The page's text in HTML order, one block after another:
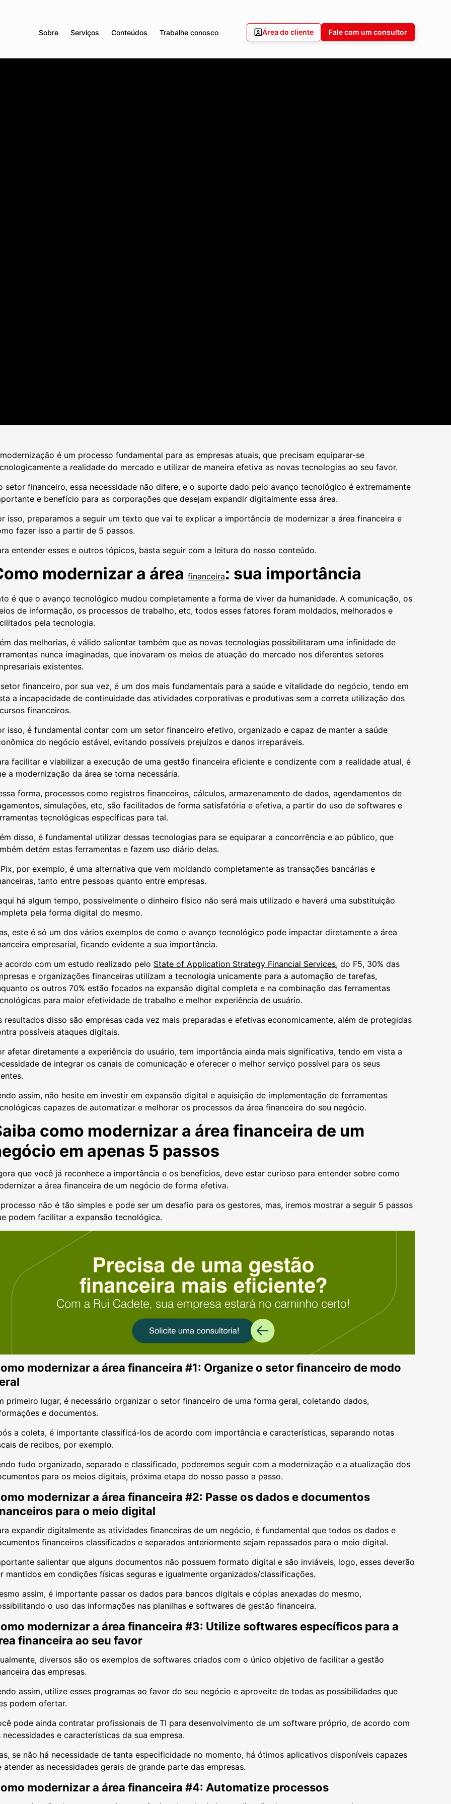
Sobre Serviços Conteúdos Trabalhe conosco Área do cliente Fale com um consultor
é um processo fundamental para as empresas atuais, que precisam equiparar-se
a realidade do mercado e utilizar de maneira efetiva as novas tecnologias ao seu favor.
setor financeiro, essa necessidade não difere, e o suporte dado pelo avanço tecnológico é extremamente
e benefício para as corporações que desejam expandir digitalmente essa área.
isso, preparamos a seguir um texto que vai te explicar a importância de modernizar a área financeira e
fazer isso a partir de 5 passos.
entender esses e outros tópicos, basta seguir com a leitura do nosso conteúdo.
modernizar a área financeira: sua importância
é que o avanço tecnológico mudou completamente a forma de viver da humanidade. A comunicação, os
de informação, os processos de trabalho, etc, todos esses fatores foram moldados, melhorados e
pela tecnologia.
das melhorias, é válido salientar também que as novas tecnologias possibilitaram uma infinidade de
nunca imaginadas, que inovaram os meios de atuação do mercado nos diferentes setores
existentes.
financeiro, por sua vez, é um dos mais fundamentais para a saúde e vitalidade do negócio, tendo em
a incapacidade de continuidade das atividades corporativas e produtivas sem a correta utilização dos
financeiros.
isso, é fundamental contar com um setor financeiro efetivo, organizado e capaz de manter a saúde
do negócio estável, evitando possíveis prejuízos e danos irreparáveis.
facilitar e viabilizar a execução de uma gestão financeira eficiente e condizente com a realidade atual, é
a modernização da área se torna necessária.
forma, processos como registros financeiros, cálculos, armazenamento de dados, agendamentos de
simulações, etc, são facilitados de forma satisfatória e efetiva, a partir do uso de softwares e
tecnológicas específicas para tal.
disso, é fundamental utilizar dessas tecnologias para se equiparar a concorrência e ao público, que
detém estas ferramentas e fazem uso diário delas.
por exemplo, é uma alternativa que vem moldando completamente as transações bancárias e
tanto entre pessoas quanto entre empresas.
há algum tempo, possivelmente o dinheiro físico não será mais utilizado e haverá uma substituição
pela forma digital do mesmo.
este é só um dos vários exemplos de como o avanço tecnológico pode impactar diretamente a área
empresarial, ficando evidente a sua importância.
acordo com um estudo realizado pelo State of Application Strategy Financial Services, do F5, 30% das
e organizações financeiras utilizam a tecnologia unicamente para a automação de tarefas,
os outros 70% estão focados na expansão digital completa e na combinação das ferramentas
para maior efetividade de trabalho e melhor experiência de usuário.
resultados disso são empresas cada vez mais preparadas e efetivas economicamente, além de protegidas
possíveis ataques digitais.
afetar diretamente a experiência do usuário, tem importância ainda mais significativa, tendo em vista a
de integrar os canais de comunicação e oferecer o melhor serviço possível para os seus
assim, não hesite em investir em expansão digital e aquisição de implementação de ferramentas
capazes de automatizar e melhorar os processos da área financeira do seu negócio.
como modernizar a área financeira de um
em apenas 5 passos
que você já reconhece a importância e os benefícios, deve estar curioso para entender sobre como
a área financeira de um negócio de forma efetiva.
não é tão simples e pode ser um desafio para os gestores, mas, iremos mostrar a seguir 5 passos
podem facilitar a expansão tecnológica.
modernizar a área financeira #1: Organize o setor financeiro de modo
primeiro lugar, é necessário organizar o setor financeiro de uma forma geral, coletando dados,
e documentos.
a coleta, é importante classificá-los de acordo com importância e características, separando notas
de recibos, por exemplo.
tudo organizado, separado e classificado, poderemos seguir com a modernização e a atualização dos
para os meios digitais, próxima etapa do nosso passo a passo.
modernizar a área financeira #2: Passe os dados e documentos
para o meio digital
expandir digitalmente as atividades financeiras de um negócio, é fundamental que todos os dados e
financeiros classificados e separados anteriormente sejam repassados para o meio digital.
salientar que alguns documentos não possuem formato digital e são inviáveis, logo, esses deverão
mantidos em condições físicas seguras e igualmente organizados/classificações.
assim, é importante passar os dados para bancos digitais e cópias anexadas do mesmo,
o uso das informações nas planilhas e softwares de gestão financeira.
modernizar a área financeira #3: Utilize softwares específicos para a
financeira ao seu favor
diversos são os exemplos de softwares criados com o único objetivo de facilitar a gestão
das empresas.
assim, utilize esses programas ao favor do seu negócio e aproveite de todas as possibilidades que
podem ofertar.
pode ainda contratar profissionais de TI para desenvolvimento de um software próprio, de acordo com
necessidades e características da sua empresa.
se não há necessidade de tanta especificidade no momento, há ótimos aplicativos disponíveis capazes
atender as necessidades gerais de grande parte das empresas.
modernizar a área financeira #4: Automatize processos